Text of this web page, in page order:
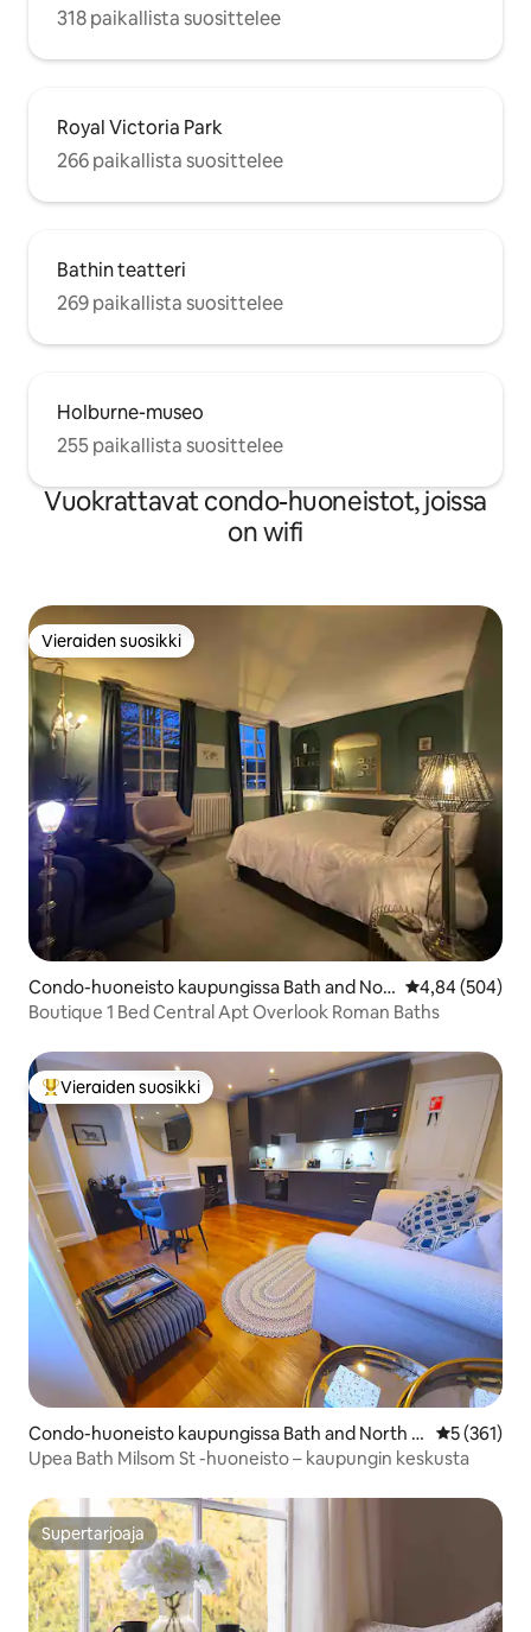
318 paikallista suosittelee
Royal Victoria Park
266 paikallista suosittelee
Bathin teatteri
269 paikallista suosittelee
Holburne-museo
255 paikallista suosittelee
Vuokrattavat condo-huoneistot, joissa
on wifi
Vieraiden suosikki
Vieraiden suosikki
Condo-huoneisto kaupungissa Bath and Nor
th East Somerset
4,84 (504)
Boutique 1 Bed Central Apt Overlook Roman Baths
Vieraiden suosikkien parhaimmistoa
Vieraiden suosikki
Condo-huoneisto kaupungissa Bath and North E
ast Somerset
5 (361)
Upea Bath Milsom St -huoneisto – kaupungin keskusta
Supertarjoaja
Supertarjoaja